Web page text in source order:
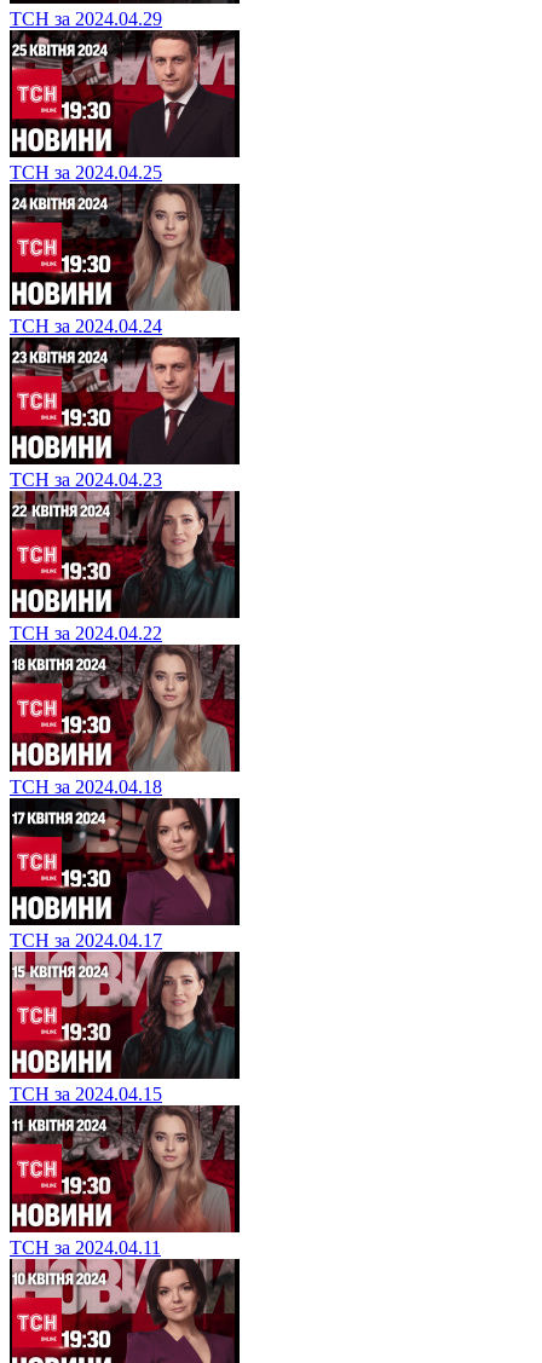
ТСН за 2024.04.29
ТСН за 2024.04.25
ТСН за 2024.04.24
ТСН за 2024.04.23
ТСН за 2024.04.22
ТСН за 2024.04.18
ТСН за 2024.04.17
ТСН за 2024.04.15
ТСН за 2024.04.11